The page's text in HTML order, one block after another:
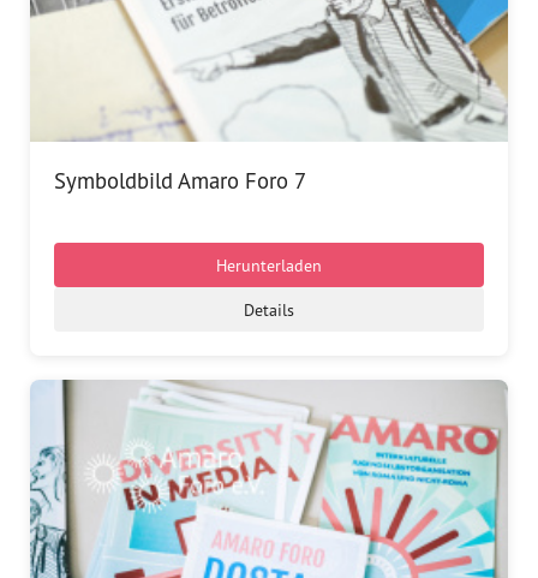
Symboldbild Amaro Foro 7
Herunterladen
Details